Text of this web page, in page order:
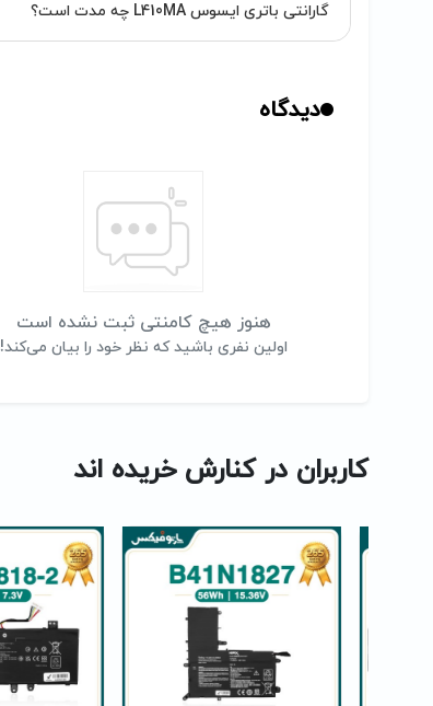
گارانتی باتری ایسوس L410MA چه مدت است؟
دیدگاه
هنوز هیچ کامنتی ثبت نشده است
اولین نفری باشید که نظر خود را بیان می‌کند!
کاربران در کنارش خریده اند